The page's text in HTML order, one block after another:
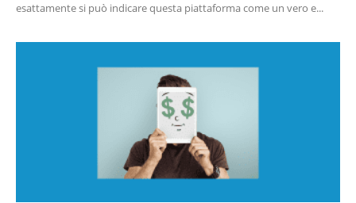
esattamente si può indicare questa piattaforma come un vero e...